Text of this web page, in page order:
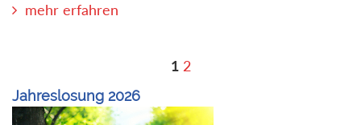
mehr erfahren
1 2
Jahreslosung 2026